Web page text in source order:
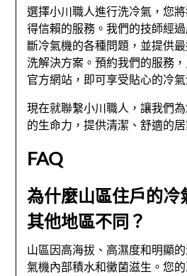
選擇小川職人進行洗冷氣，您
得信賴的服務。我們的技師經
斷冷氣機的各種問題，並提供
洗解決方案。預約我們的服務
官方網站，即可享受貼心的冷氣
現在就聯繫小川職人，讓我們
的生命力，提供清潔、舒適的居
FAQ
為什麼山區住戶的冷
其他地區不同？
山區因高海拔、高濕度和明顯
氣機內部積水和黴菌滋生。您